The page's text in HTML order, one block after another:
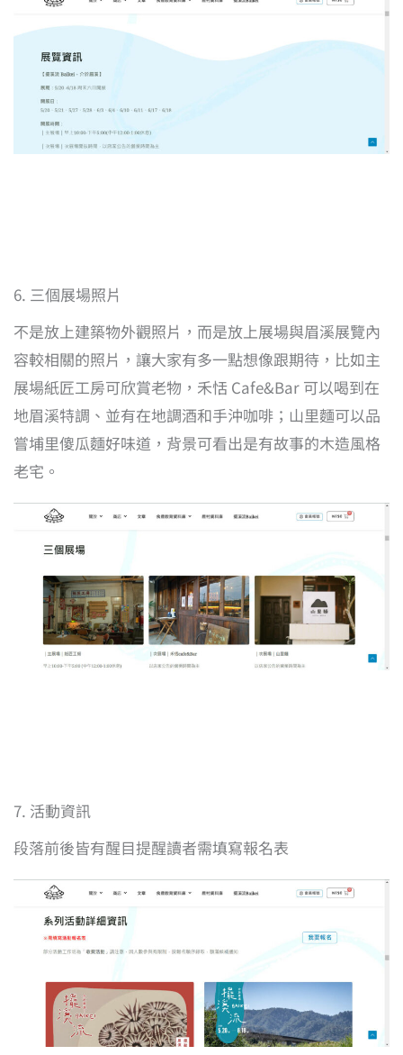
6. 三個展場照片
不是放上建築物外觀照片，而是放上展場與眉溪展覽內
容較相關的照片，讓大家有多一點想像跟期待，比如主
展場紙匠工房可欣賞老物，禾恬 Cafe&Bar 可以喝到在
地眉溪特調、並有在地調酒和手沖咖啡；山里麵可以品
嘗埔里傻瓜麵好味道，背景可看出是有故事的木造風格
老宅。
7. 活動資訊
段落前後皆有醒目提醒讀者需填寫報名表